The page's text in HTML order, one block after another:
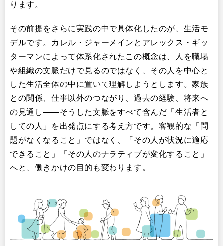
ります。
その前提をさらに実践の中で具体化したのが、生活モ
デルです。カレル・ジャーメインとアレックス・ギッ
ターマンによって体系化されたこの概念は、人を職場
や組織の文脈だけで見るのではなく、その人を中心と
した生活全体の中に置いて理解しようとします。家族
との関係、仕事以外のつながり、過去の経験、将来へ
の見通し――そうした文脈をすべて含んだ「生活者と
しての人」を出発点にする考え方です。客観的な「問
題がなくなること」ではなく、「その人が状況に適応
できること」「その人のナラティブが変化すること」
へと、働きかけの目的も変わります。